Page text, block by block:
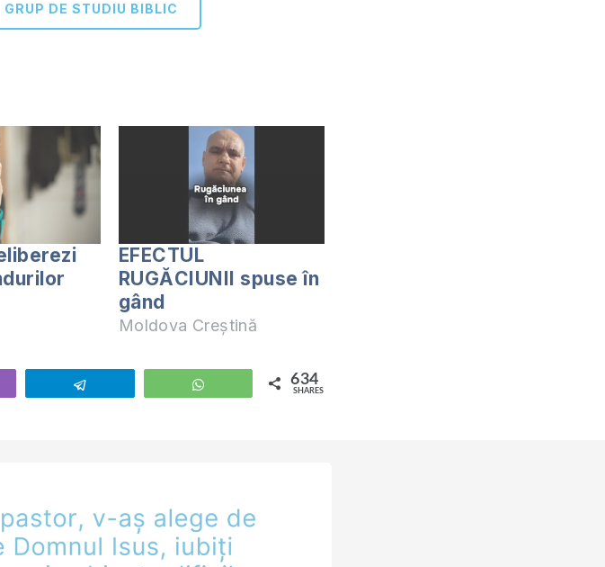
GRUP DE STUDIU BIBLIC
EFECTUL
RUGĂCIUNII spuse în
gând
Moldova Creștină
WhatsApp 634
SHARES